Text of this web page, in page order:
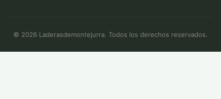
© 2026 Laderasdemontejurra. Todos los derechos reservados.